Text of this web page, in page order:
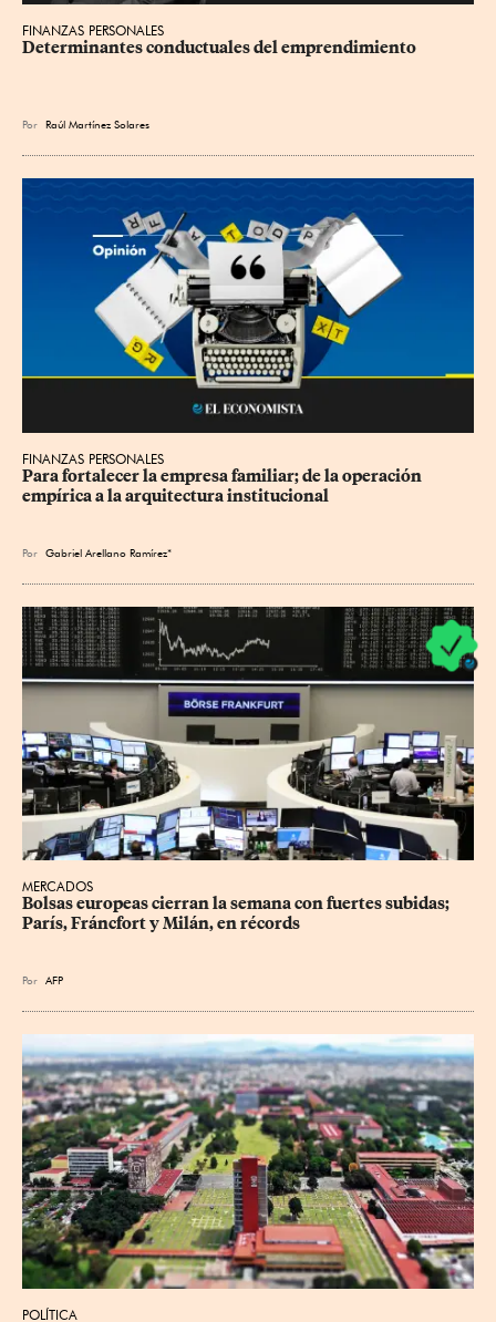
FINANZAS PERSONALES
Determinantes conductuales del emprendimiento
Por Raúl Martínez Solares
FINANZAS PERSONALES
Para fortalecer la empresa familiar; de la operación
empírica a la arquitectura institucional
Por Gabriel Arellano Ramírez*
MERCADOS
Bolsas europeas cierran la semana con fuertes subidas;
París, Fráncfort y Milán, en récords
Por AFP
POLÍTICA